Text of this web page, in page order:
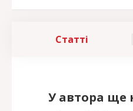
Статті
У автора ще